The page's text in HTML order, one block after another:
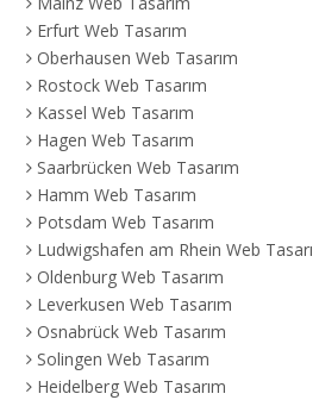
Erfurt Web Tasarım
Oberhausen Web Tasarım
Rostock Web Tasarım
Kassel Web Tasarım
Hagen Web Tasarım
Saarbrücken Web Tasarım
Hamm Web Tasarım
Potsdam Web Tasarım
Ludwigshafen am Rhein Web Tasarım
Oldenburg Web Tasarım
Leverkusen Web Tasarım
Osnabrück Web Tasarım
Solingen Web Tasarım
Heidelberg Web Tasarım